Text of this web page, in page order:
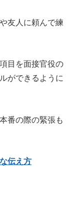
友人に頼んで練
目を面接官役の
ができるように
番の際の緊張も
伝え方